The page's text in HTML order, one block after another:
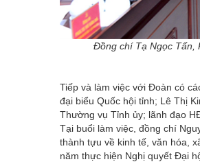
Đồng chí Tạ Ngọc Tấn,
Tiếp và làm việc với Đoàn có
đại biểu Quốc hội tỉnh; Lê Thị
Thường vụ Tỉnh ủy; lãnh đạo
Tại buổi làm việc, đồng chí
thành tựu về kinh tế, văn hóa,
năm thực hiện Nghị quyết Đại